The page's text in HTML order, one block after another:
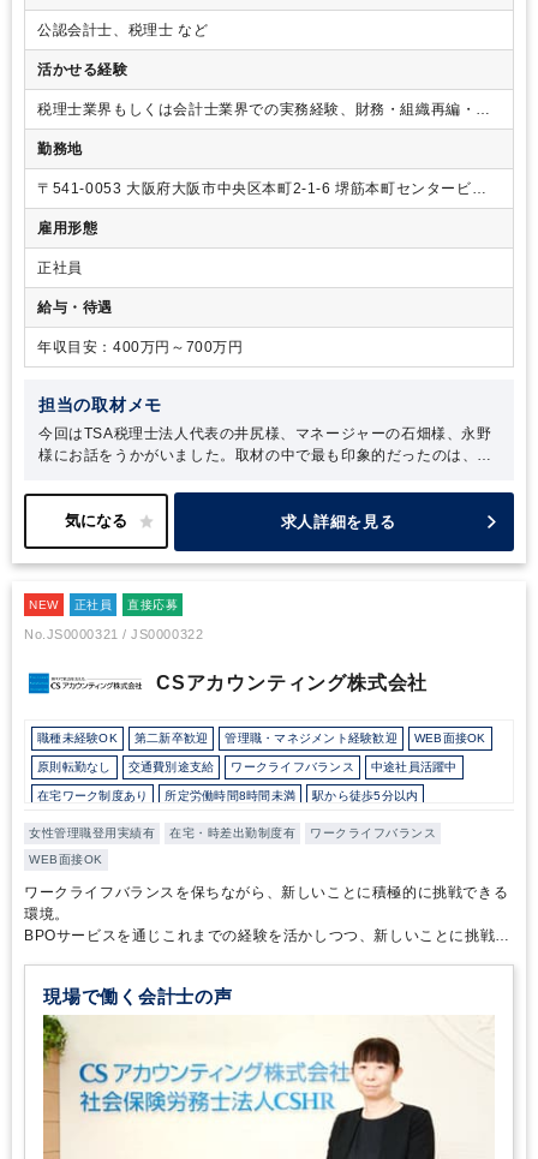
公認会計士、税理士 など
活かせる経験
税理士業界もしくは会計士業界での実務経験、財務・組織再編・事
業承継・M&Aなどのコンサルティング経験 など
勤務地
〒541-0053 大阪府大阪市中央区本町2-1-6 堺筋本町センタービル4
階
雇用形態
正社員
給与・待遇
年収目安：400万円～700万円
担当の取材メモ
今回はTSA税理士法人代表の井尻様、マネージャーの石畑様、永野
様にお話をうかがいました。取材の中で最も印象的だったのは、
す。これはTSAコンサルティングの全社員が共通意識として持って
いることだと感じました。また、取材当日は直接TSAコンサルティ
ングのオフィスに伺い、写真撮影の際には執務室も拝見したのです
が、ご家庭にお子様が誕生された社員の方がいらっしゃったよう
雰囲気や、社員の皆さまのお人柄の穏やかさが伝わりましたら幸い
です。関西No.1規模のコンサルティングファームへと成長するに
ていました。「“会計”の枠を超えてお客様の役に立ちたい」という
熱い想いをお持ちの方は、ぜひご応募ください。
求人詳細を見る
NEW 正社員 直接応募
No.JS0000321 / JS0000322
CSアカウンティング株式会社
職種未経験OK 第二新卒歓迎 管理職・マネジメント経験歓迎 WEB面接OK
原則転勤なし 交通費別途支給 ワークライフバランス 中途社員活躍中
在宅ワーク制度あり 所定労働時間8時間未満 駅から徒歩5分以内
土日祝休み 完全週休2日制 総合力（Big４～準大手）
ダブルライセンス(公認会計士＋税理士等）
女性管理職登用実績有 在宅・時差出勤制度有
ワークライフバランス
WEB面接OK
ワークライフバランスを保ちながら、新しいことに積極的に挑戦できる
環境。
BPOサービスを通じこれまでの経験を活かしつつ、新しいことに挑戦し
現場で働く会計士の声